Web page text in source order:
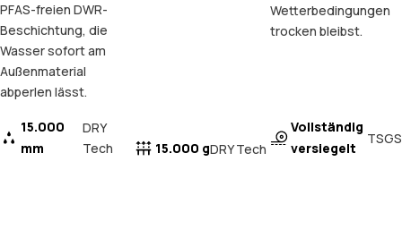
PFAS-freien DWR-
Beschichtung, die
Wasser sofort am
Außenmaterial
abperlen lässt.
15.000
mm
DRY
Tech
15.000 gDRY Tech
Wetterbedingungen
trocken bleibst.
Vollständig
versiegelt
TSGS